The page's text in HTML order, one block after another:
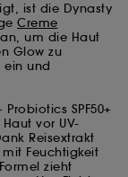
ist die Dynasty
Creme
um die Haut
Glow zu
ein und
SPF50+
vor UV-
Reisextrakt
Feuchtigkeit
zieht